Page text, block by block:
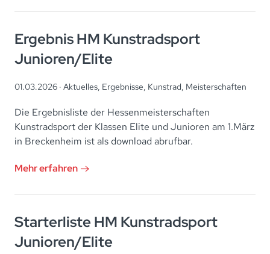
Ergebnis HM Kunstradsport
Junioren/Elite
01.03.2026 · Aktuelles Ergebnisse Kunstrad Meisterschaften
Die Ergebnisliste der Hessenmeisterschaften
Kunstradsport der Klassen Elite und Junioren am 1.März
in Breckenheim ist als download abrufbar.
Mehr erfahren
Starterliste HM Kunstradsport
Junioren/Elite